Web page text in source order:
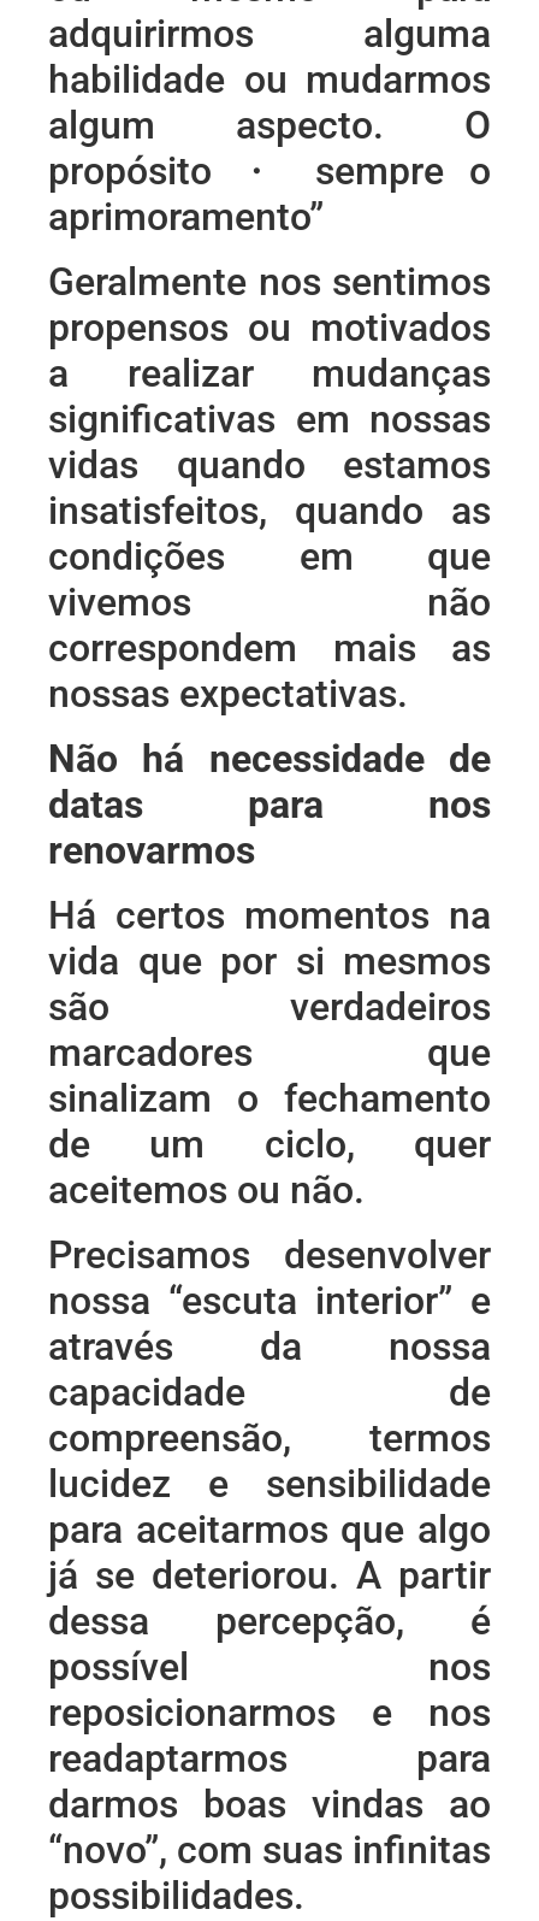
adquirirmos alguma
habilidade ou mudarmos
algum aspecto. O
propósito ・ sempre o
aprimoramento”
Geralmente nos sentimos
propensos ou motivados
a realizar mudanças
significativas em nossas
vidas quando estamos
insatisfeitos, quando as
condições em que
vivemos não
correspondem mais as
nossas expectativas.
Não há necessidade de
datas para nos
renovarmos
Há certos momentos na
vida que por si mesmos
são verdadeiros
marcadores que
sinalizam o fechamento
de um ciclo, quer
aceitemos ou não.
Precisamos desenvolver
nossa “escuta interior” e
através da nossa
capacidade de
compreensão, termos
lucidez e sensibilidade
para aceitarmos que algo
já se deteriorou. A partir
dessa percepção, é
possível nos
reposicionarmos e nos
readaptarmos para
darmos boas vindas ao
“novo”, com suas infinitas
possibilidades.